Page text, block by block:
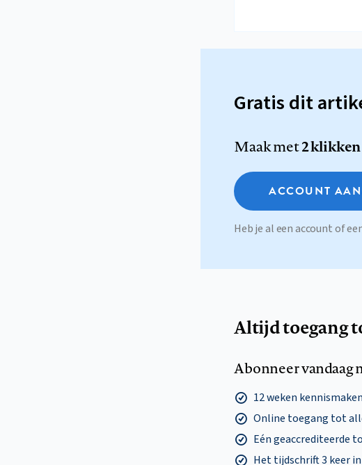
Gratis dit
Maak met2 klikken
ACCOUNT
Heb je al een account of
Altijd toegang
Abonneer vandaag
12 weken
Online toegang tot
Eén geaccrediteerde
Het tijdschrift 3 keer in